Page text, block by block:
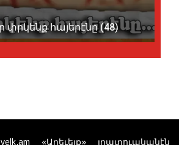
հայերէնը (48)
«Արեւելք» լրատուականէն